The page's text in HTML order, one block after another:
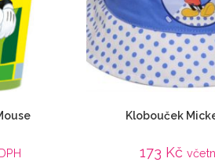
Klobouček
173 Kč